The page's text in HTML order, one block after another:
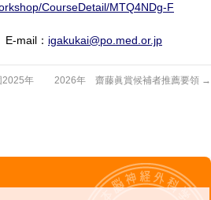
CourseDetail/MTQ4NDg-F
mail： igakukai@po.med.or.jp
2025年
2026年 齋藤眞賞候補者推薦要領 →